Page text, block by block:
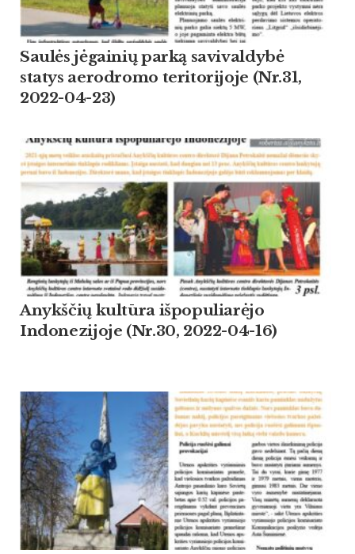
Saulės jėgainių parką savivaldybė
statys aerodromo teritorijoje (Nr.31,
2022-04-23)
Anykščių kultūra išpopuliarėjo
Indonezijoje (Nr.30, 2022-04-16)